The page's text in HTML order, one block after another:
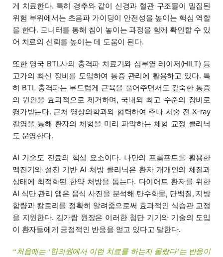
게 치료한다. 특히 경추와 같이 신경과 혈관 구조물이 밀집된
위험 부위에서는 초음파 가이딩이 안전성을 높이는 핵심 역할
을 한다. 모니터를 통해 침이 놓이는 과정을 함께 확인할 수 있
어 치료의 신뢰를 높이는 데 도움이 된다.
또한 영국 BTL사의 충격파 치료기와 심부열 레이저(HILT) 등
고가의 최신 장비를 도입하여 통증 관리에 활용하고 있다. 특
히 BTL 충격파는 부드럽게 근육을 풀어주면서도 깊숙한 통증
의 원인을 효과적으로 제거하며, 국내외 최고 수준의 장비로
평가받는다. 근처 영상의학과와 협력하여 추나 시술 전 X-ray
촬영을 통해 환자의 체형을 미리 파악하는 체형 교정 클리닉
도 운영한다.
AI 기술도 진료의 핵심 요소이다. 나만의 프롬프트를 활용한
맥진기와 설진 기반 AI 처방 클리닉은 환자 개개인의 체질과
상태에 최적화된 한약 처방을 돕는다. 다이어트 환자를 위한
AI 식단 관리 앱은 음식 사진을 분석해 탄수화물, 단백질, 지방
함량과 칼로리를 정확히 알려줌으로써 효과적인 식습관 교정
을 지원한다. 김가람 원장은 이러한 첨단 기기와 기술의 도입
이 환자들에게 긍정적인 반응을 얻고 있다고 말한다.
“처음에는 ‘한의원에서 이런 치료를 하는지 몰랐다’는 반응이